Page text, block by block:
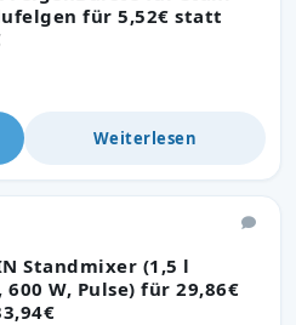
für 5,52€ statt
Weiterlesen
Standmixer (1,5 l
W, Pulse) für 29,86€